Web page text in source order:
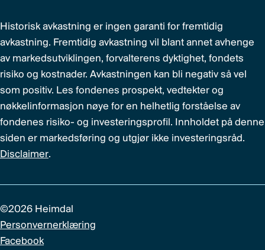
Historisk avkastning er ingen garanti for fremtidig
avkastning. Fremtidig avkastning vil blant annet avhenge
av markedsutviklingen, forvalterens dyktighet, fondets
risiko og kostnader. Avkastningen kan bli negativ så vel
som positiv. Les fondenes prospekt, vedtekter og
nøkkelinformasjon nøye for en helhetlig forståelse av
fondenes risiko- og investeringsprofil. Innholdet på denne
siden er markedsføring og utgjør ikke investeringsråd.
Disclaimer.
©2026 Heimdal
Personvernerklæring
Facebook